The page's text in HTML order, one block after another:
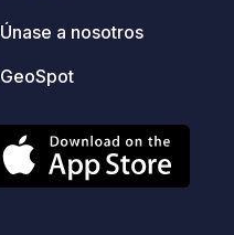
Únase a nosotros
GeoSpot